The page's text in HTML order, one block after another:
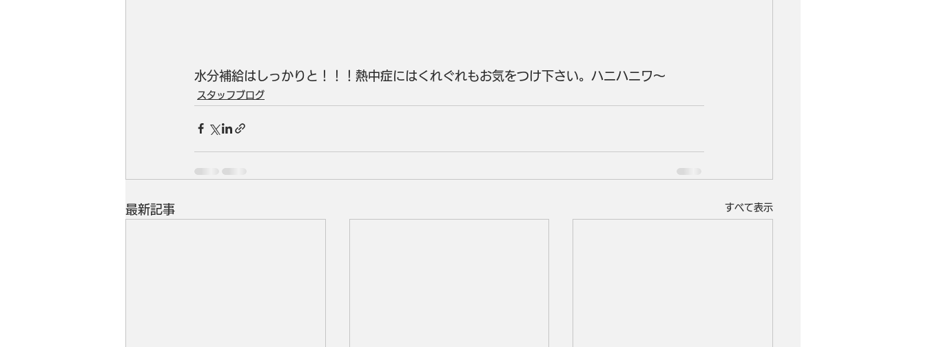
水分補給はしっかりと！！！熱中症にはくれぐれもお気をつけ下さい。ハニハニワ～
スタッフブログ
最新記事 すべて表示